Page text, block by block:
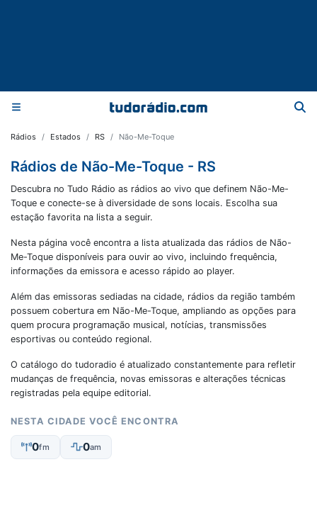
Rádios Estados RS Não-Me-Toque
Rádios de Não-Me-Toque - RS
Descubra no Tudo Rádio as rádios ao vivo que definem Não-Me-
Toque e conecte-se à diversidade de sons locais. Escolha sua
estação favorita na lista a seguir.
Nesta página você encontra a lista atualizada das rádios de Não-
Me-Toque disponíveis para ouvir ao vivo, incluindo frequência,
informações da emissora e acesso rápido ao player.
Além das emissoras sediadas na cidade, rádios da região também
possuem cobertura em Não-Me-Toque, ampliando as opções para
quem procura programação musical, notícias, transmissões
esportivas ou conteúdo regional.
O catálogo do tudoradio é atualizado constantemente para refletir
mudanças de frequência, novas emissoras e alterações técnicas
registradas pela equipe editorial.
NESTA CIDADE VOCÊ ENCONTRA
0fm 0am